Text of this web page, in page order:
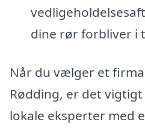
dine rør forbliver i
Når du vælger et
Rødding, er det
lokale eksperter med